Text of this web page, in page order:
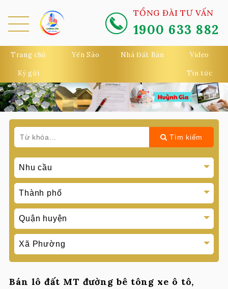
TỔNG ĐÀI TƯ VẤN
1900 633 882
Trang chủ Yến Sào Nhà Đất Bán Video
Ký gửi Tin tức
MEN
Tìm kiếm
Bán lô đất MT đường bê tông xe ô tô,